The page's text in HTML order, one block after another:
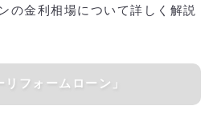
の金利相場について詳しく解説
リフォームローン」